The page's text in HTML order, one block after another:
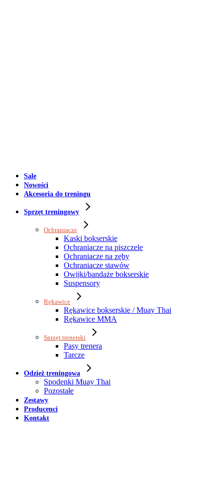
Sale
Nowości
Akcesoria do treningu
Sprzęt treningowy
Ochraniacze
Kaski bokserskie
Ochraniacze na piszczele
Ochraniacze na zęby
Ochraniacze stawów
Owijki/bandaże bokserskie
Suspensory
Rękawice
Rękawice bokserskie / Muay Thai
Rękawice MMA
Sprzęt trenerski
Pasy trenera
Tarcze
Odzież treningowa
Spodenki Muay Thai
Pozostałe
Zestawy
Producenci
Kontakt